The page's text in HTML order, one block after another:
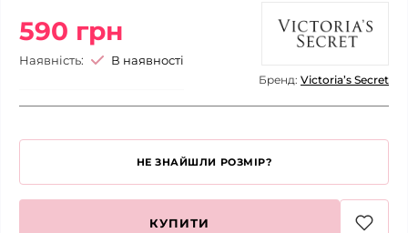
590 грн
Наявність: В наявності
Бренд: Victoria’s Secret
НЕ ЗНАЙШЛИ РОЗМІР?
КУПИТИ